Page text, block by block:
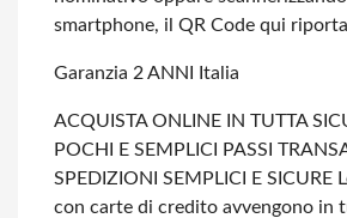
smartphone, il QR Code qui
Garanzia 2 ANNI Italia
ACQUISTA ONLINE IN TUTTA
POCHI E SEMPLICI PASSI
SPEDIZIONI SEMPLICI E SICURE
con carte di credito avvengono in